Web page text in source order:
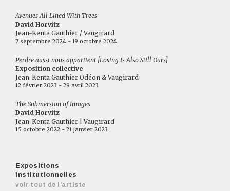
Avenues All Lined With Trees
David Horvitz
Jean-Kenta Gauthier / Vaugirard
7 septembre 2024 - 19 octobre 2024
Perdre aussi nous appartient [Losing Is Also Still Ours]
Exposition collective
Jean-Kenta Gauthier Odéon & Vaugirard
12 février 2023 - 29 avril 2023
The Submersion of Images
David Horvitz
Jean-Kenta Gauthier | Vaugirard
15 octobre 2022 - 21 janvier 2023
Expositions
institutionnelles
voir tout de l'artiste